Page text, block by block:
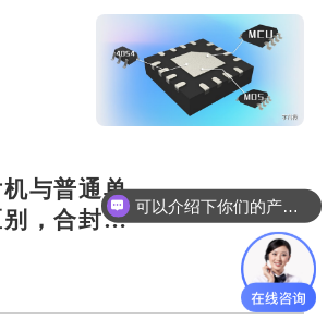
与普通单
，合封芯
可以介绍下你们的产品么？